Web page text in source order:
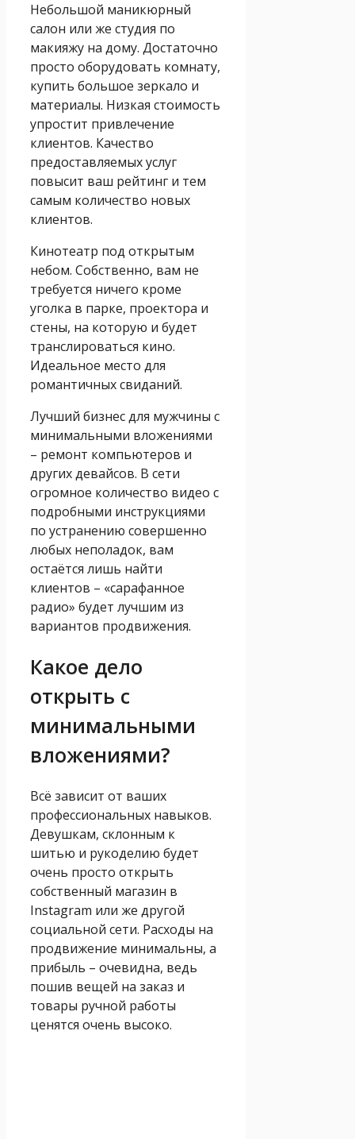
Небольшой маникюрный
салон или же студия по
макияжу на дому. Достаточно
просто оборудовать комнату,
купить большое зеркало и
материалы. Низкая стоимость
упростит привлечение
клиентов. Качество
предоставляемых услуг
повысит ваш рейтинг и тем
самым количество новых
клиентов.
Кинотеатр под открытым
небом. Собственно, вам не
требуется ничего кроме
уголка в парке, проектора и
стены, на которую и будет
транслироваться кино.
Идеальное место для
романтичных свиданий.
Лучший бизнес для мужчины с
минимальными вложениями
– ремонт компьютеров и
других девайсов. В сети
огромное количество видео с
подробными инструкциями
по устранению совершенно
любых неполадок, вам
остаётся лишь найти
клиентов – «сарафанное
радио» будет лучшим из
вариантов продвижения.
Какое дело
открыть с
минимальными
вложениями?
Всё зависит от ваших
профессиональных навыков.
Девушкам, склонным к
шитью и рукоделию будет
очень просто открыть
собственный магазин в
Instagram или же другой
социальной сети. Расходы на
продвижение минимальны, а
прибыль – очевидна, ведь
пошив вещей на заказ и
товары ручной работы
ценятся очень высоко.